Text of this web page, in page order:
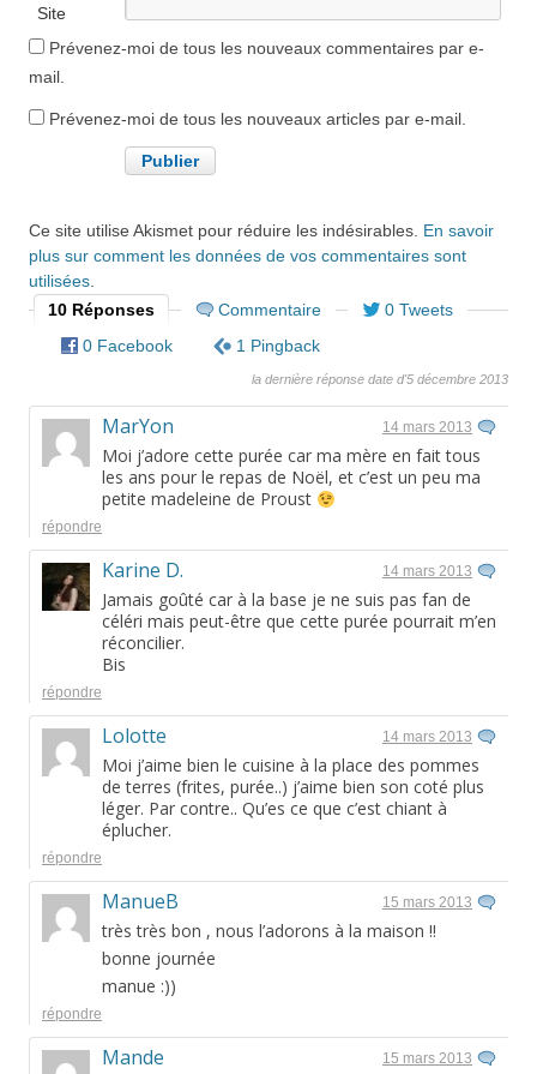
Site
internet
Prévenez-moi de tous les nouveaux commentaires par e-
mail.
Prévenez-moi de tous les nouveaux articles par e-mail.
Ce site utilise Akismet pour réduire les indésirables. En savoir
plus sur comment les données de vos commentaires sont
utilisées.
10 Réponses
Commentaire
0 Tweets
0 Facebook
1 Pingback
la dernière réponse date d'5 décembre 2013
MarYon 14 mars 2013
Moi j’adore cette purée car ma mère en fait tous
les ans pour le repas de Noël, et c’est un peu ma
petite madeleine de Proust
répondre
Karine D. 14 mars 2013
Jamais goûté car à la base je ne suis pas fan de
céléri mais peut-être que cette purée pourrait m’en
réconcilier.
Bis
répondre
Lolotte 14 mars 2013
Moi j’aime bien le cuisine à la place des pommes
de terres (frites, purée..) j’aime bien son coté plus
léger. Par contre.. Qu’es ce que c’est chiant à
éplucher.
répondre
ManueB 15 mars 2013
très très bon , nous l’adorons à la maison !!
bonne journée
manue :))
répondre
Mande 15 mars 2013